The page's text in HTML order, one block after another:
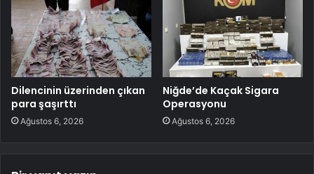
Dilencinin üzerinden çıkan
para şaşırttı
Ağustos 6, 2026
Niğde’de Kaçak Sigara
Operasyonu
Ağustos 6, 2026